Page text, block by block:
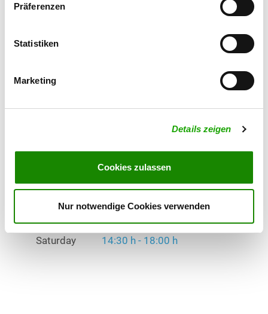
Präferenzen
Statistiken
Marketing
Details zeigen
Cookies zulassen
Nur notwendige Cookies verwenden
E-Mail:
Homepage:
Offer:
14:30 h - 18:00 h
19:00 h - 22:00 h
Saturday 14:30 h - 18:00 h